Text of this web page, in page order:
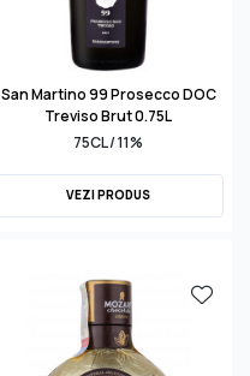
San Martino 99 Prosecco DOC
Treviso Brut 0.75L
75CL / 11%
VEZI PRODUS